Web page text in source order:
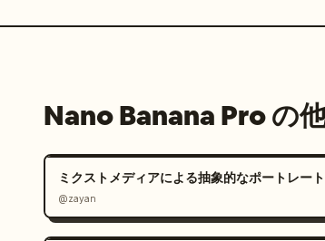
Nano Banana Pro の
ミクストメディアによる抽象的なポートレー
@zayan